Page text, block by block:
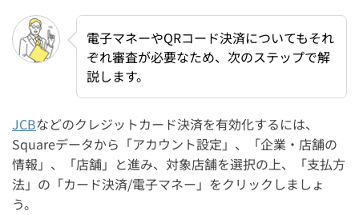
電子マネーやQRコード決済についてもそれ
ぞれ審査が必要なため、次のステップで解
説します。
JCBなどのクレジットカード決済を有効化するには、
Squareデータから「アカウント設定」、「企業・店舗の
情報」、「店舗」と進み、対象店舗を選択の上、「支払方
法」の「カード決済/電子マネー」をクリックしましょ
う。